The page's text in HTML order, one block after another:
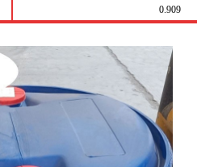
0.909